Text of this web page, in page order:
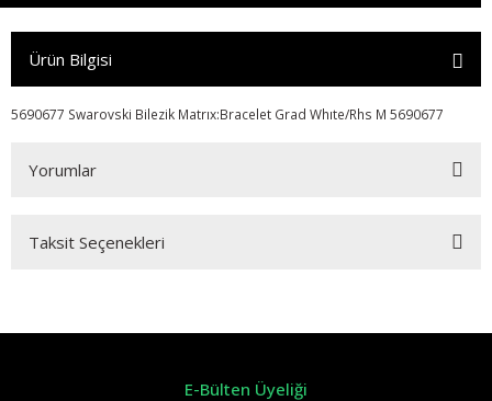
Ürün Bilgisi
5690677 Swarovski Bilezik Matrıx:Bracelet Grad Whıte/Rhs M 5690677
Yorumlar
Taksit Seçenekleri
E-Bülten Üyeliği